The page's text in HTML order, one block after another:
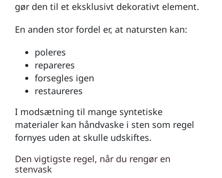
gør den til et eksklusivt dekorativt element.
En anden stor fordel er, at natursten kan:
poleres
repareres
forsegles igen
restaureres
I modsætning til mange syntetiske
materialer kan håndvaske i sten som regel
fornyes uden at skulle udskiftes.
Den vigtigste regel, når du rengør en
stenvask